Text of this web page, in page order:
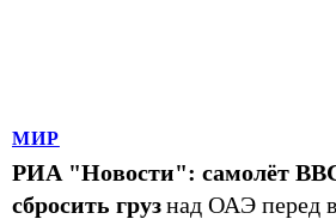
МИР
РИА "Новости": самолёт
сбросить грузнад ОАЭ перед